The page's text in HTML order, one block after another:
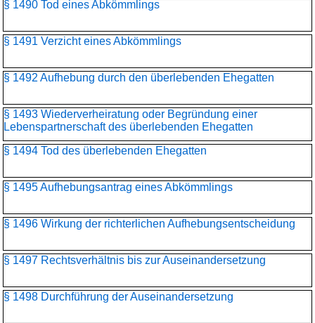
§ 1490 Tod eines Abkömmlings
§ 1491 Verzicht eines Abkömmlings
§ 1492 Aufhebung durch den überlebenden Ehegatten
§ 1493 Wiederverheiratung oder Begründung einer
Lebenspartnerschaft des überlebenden Ehegatten
§ 1494 Tod des überlebenden Ehegatten
§ 1495 Aufhebungsantrag eines Abkömmlings
§ 1496 Wirkung der richterlichen Aufhebungsentscheidung
§ 1497 Rechtsverhältnis bis zur Auseinandersetzung
§ 1498 Durchführung der Auseinandersetzung